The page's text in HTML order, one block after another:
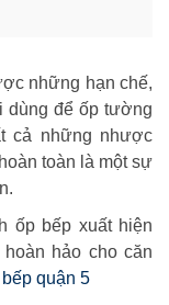
những hạn chế,
dùng để ốp tường
cả những nhược
toàn là một sự
ốp bếp xuất hiện
hảo cho căn
quận 5